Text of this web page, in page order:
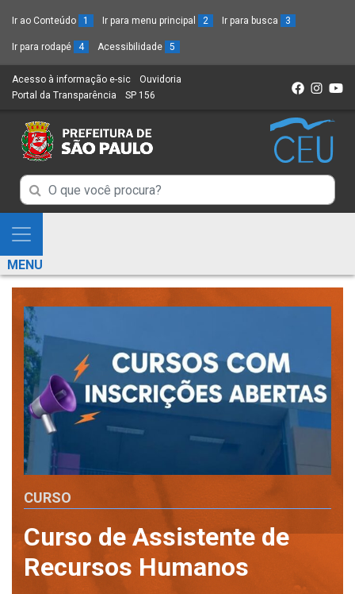
Ir ao Conteúdo 1 Ir para menu principal 2 Ir para busca 3
Ir para rodapé 4 Acessibilidade 5
Acesso à informação e-sic (Link
para
novo
sítio)
Ouvidoria
Portal da Transparência (Link
um
novo
SP 156
Campo
de
Busca
de
informações
Campo
de
de
informações
Mostra
e
Esconde
Menu
MENU
CURSO
Curso de Assistente de
Recursos Humanos